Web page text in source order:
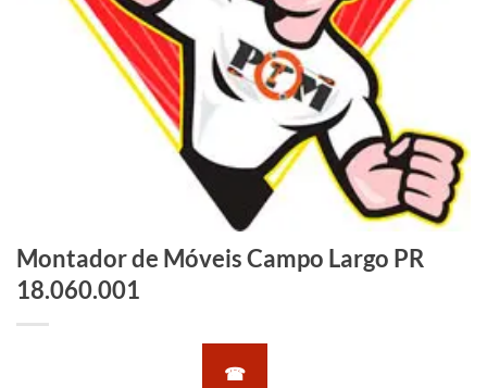
Montador de Móveis Campo Largo PR
18.060.001
☎